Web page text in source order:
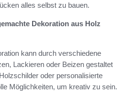
alles selbst zu bauen.
Dekoration aus Holz
kann durch verschiedene
Lackieren oder Beizen gestaltet
oder personalisierte
Möglichkeiten, um kreativ zu sein.